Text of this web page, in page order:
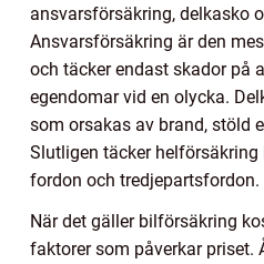
ansvarsförsäkring, delkasko
Ansvarsförsäkring är den
och täcker endast skador på
egendomar vid en olycka.
som orsakas av brand, stöld
Slutligen täcker helförsäkring
fordon och tredjepartsfordon.
När det gäller bilförsäkring
faktorer som påverkar priset.